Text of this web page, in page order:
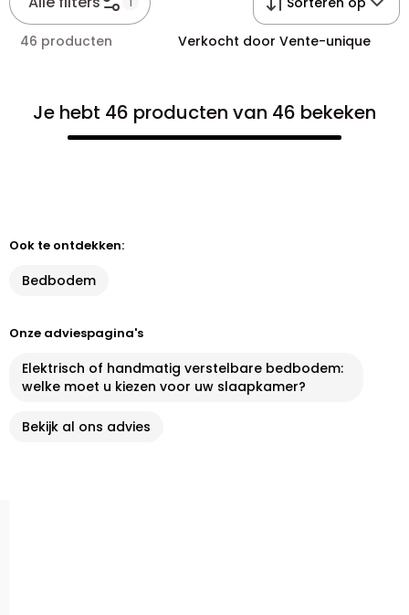
46 producten Verkocht door Vente-unique
Je hebt 46 producten van 46 bekeken
Ook te ontdekken:
Bedbodem
Onze adviespagina's
Elektrisch of handmatig verstelbare bedbodem:
welke moet u kiezen voor uw slaapkamer?
Bekijk al ons advies